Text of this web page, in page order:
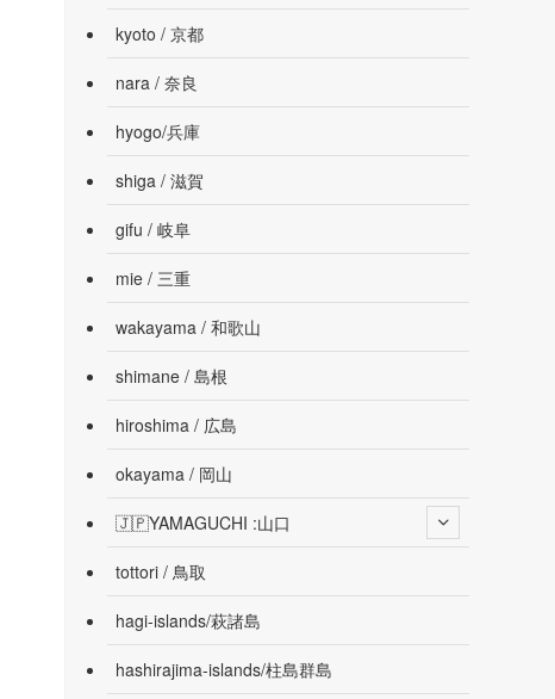
kyoto / 京都
nara / 奈良
hyogo/兵庫
shiga / 滋賀
gifu / 岐阜
mie / 三重
wakayama / 和歌山
shimane / 島根
hiroshima / 広島
okayama / 岡山
🇯🇵YAMAGUCHI :山口
tottori / 鳥取
hagi-islands/萩諸島
hashirajima-islands/柱島群島